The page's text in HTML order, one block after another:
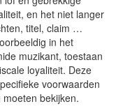
en het niet langer
titel, claim …
in het
muzikant, toestaan
loyaliteit. Deze
voorwaarden
bekijken.